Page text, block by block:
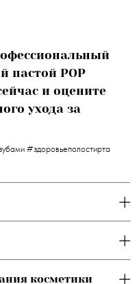
пастой POP
и оцените
ухода за
#здоровьеполостирта
косметики